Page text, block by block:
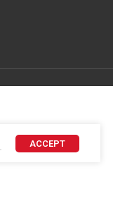
ACCEPT